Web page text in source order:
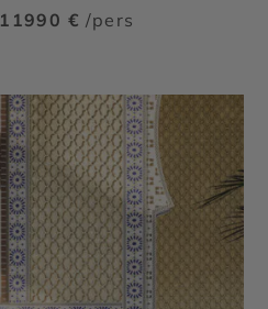
11990 € /pers